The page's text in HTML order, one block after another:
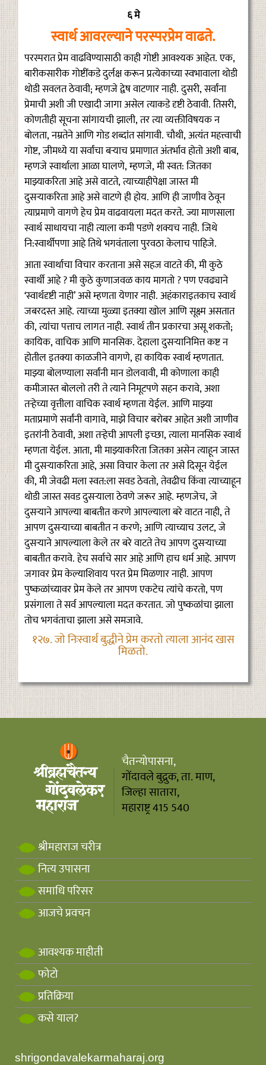
६ मे
स्वार्थ आवरल्याने परस्परप्रेम वाढते.
परस्परात प्रेम वाढविण्यासाठी काही गोष्टी आवश्यक आहेत. एक,
बारीकसारीक गोष्टींकडे दुर्लक्ष करून प्रत्येकाच्या स्वभावाला थोडी
थोडी सवलत ठेवावी; म्हणजे द्वेष वाटणार नाही. दुसरी, सर्वांना
प्रेमाची अशी जी एखादी जागा असेल त्याकडे दृष्टी ठेवावी. तिसरी,
कोणतीही सूचना सांगायची झाली, तर त्या व्यक्तीविषयक न
बोलता, नम्रतेने आणि गोड शब्दांत सांगावी. चौथी, अत्यंत महत्त्वाची
गोष्ट, जीमध्ये या सर्वांचा बऱ्याच प्रमाणात अंतर्भाव होतो अशी बाब,
म्हणजे स्वार्थाला आळा घालणे, म्हणजे, मी स्वत: जितका
माझ्याकरिता आहे असे वाटते, त्याच्याहीपेक्षा जास्त मी
दुसऱ्याकरिता आहे असे वाटणे ही होय. आणि ही जाणीव ठेवून
त्याप्रमाणे वागणे हेच प्रेम वाढवायला मदत करते. ज्या माणसाला
स्वार्थ साधायचा नाही त्याला कमी पडणे शक्यच नाही. जिथे
नि:स्वार्थीपणा आहे तिथे भगवंताला पुरवठा केलाच पाहिजे.
आता स्वार्थाचा विचार करताना असे सहज वाटते की, मी कुठे
स्वार्थी आहे ? मी कुठे कुणाजवळ काय मागतो ? पण एवढ्याने
‘स्वार्थदृष्टी नाही’ असे म्हणता येणार नाही. अहंकाराइतकाच स्वार्थ
जबरदस्त आहे. त्याच्या मुळ्या इतक्या खोल आणि सूक्ष्म असतात
की, त्यांचा पत्ताच लागत नाही. स्वार्थ तीन प्रकारचा असू शकतो;
कायिक, वाचिक आणि मानसिक. देहाला दुसऱ्यानिमित्त कष्ट न
होतील इतक्या काळजीने वागणे, हा कायिक स्वार्थ म्हणतात.
माझ्या बोलण्याला सर्वांनी मान डोलवावी, मी कोणाला काही
कमीजास्त बोललो तरी ते त्याने निमूटपणे सहन करावे, अशा
तऱ्हेच्या वृत्तीला वाचिक स्वार्थ म्हणता येईल. आणि माझ्या
मताप्रमाणे सर्वांनी वागावे, माझे विचार बरोबर आहेत अशी जाणीव
इतरांनी ठेवावी, अशा तऱ्हेची आपली इच्छा, त्याला मानसिक स्वार्थ
म्हणता येईल. आता, मी माझ्याकरिता जितका असेन त्याहून जास्त
मी दुसऱ्याकरिता आहे, असा विचार केला तर असे दिसून येईल
की, मी जेवढी मला स्वत:ला सवड ठेवतो, तेवढीच किंवा त्याच्याहून
थोडी जास्त सवड दुसऱ्याला ठेवणे जरूर आहे. म्हणजेच, जे
दुसऱ्याने आपल्या बाबतीत करणे आपल्याला बरे वाटत नाही, ते
आपण दुसऱ्याच्या बाबतीत न करणे; आणि त्याच्याच उलट, जे
दुसऱ्याने आपल्याला केले तर बरे वाटते तेच आपण दुसऱ्याच्या
बाबतीत करावे. हेच सर्वाचे सार आहे आणि हाच धर्म आहे. आपण
जगावर प्रेम केल्याशिवाय परत प्रेम मिळणार नाही. आपण
पुष्कळांच्यावर प्रेम केले तर आपण एकटेच त्यांचे करतो, पण
प्रसंगाला ते सर्व आपल्याला मदत करतात. जो पुष्कळांचा झाला
तोच भगवंताचा झाला असे समजावे.
१२७. जो निःस्वार्थ बुद्धीने प्रेम करतो त्याला आनंद खास
मिळतो.
चैतन्योपासना,
गोंदावले बुद्रुक, ता. माण,
जिल्हा सातारा,
महाराष्ट्र 415 540
श्रीमहाराज चरीत्र
नित्य उपासना
समाधि परिसर
आजचे प्रवचन
आवश्यक माहीती
फोटो
प्रतिक्रिया
कसे याल?
shrigondavalekarmaharaj.org